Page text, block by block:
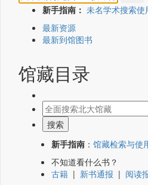
新手指南： 未名学术搜索使
最新资源
最新到馆图书
馆藏目录
新手指南 ： 馆藏检索与使
不知道看什么书？
古籍 | 新书通报 | 阅读